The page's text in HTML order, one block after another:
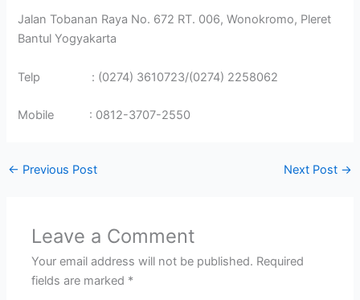
Jalan Tobanan Raya No. 672 RT. 006, Wonokromo, Pleret
Bantul Yogyakarta
Telp : (0274) 3610723/(0274) 2258062
Mobile : 0812-3707-2550
← Previous Post Next Post →
Leave a Comment
Your email address will not be published. Required
fields are marked *